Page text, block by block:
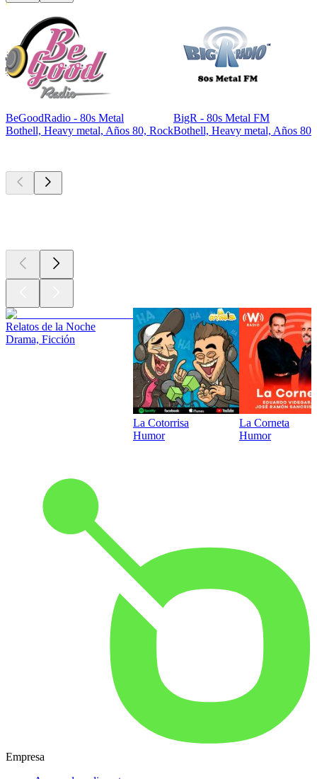
BeGoodRadio - 80s Metal
Bothell, Heavy metal, Años 80, Rock
BigR - 80s Metal FM
Bothell, Heavy metal, Años 80
Relatos de la Noche
Drama, Ficción
La Cotorrisa
Humor
La Corneta
Humor
Empresa